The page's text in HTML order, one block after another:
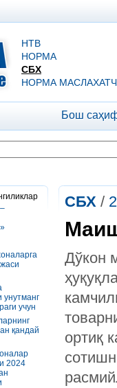
НТВ
НОРМА
СБХ
НОРМА
Бош
унутманг
учун
қандай
2024
СБХ /
Дўкон
ортиқ